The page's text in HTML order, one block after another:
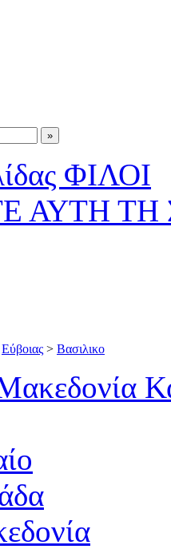
ΦΙΛΟΙ
ΑΥΤΗ ΤΗ
Εύβοιας > Βασιλικο